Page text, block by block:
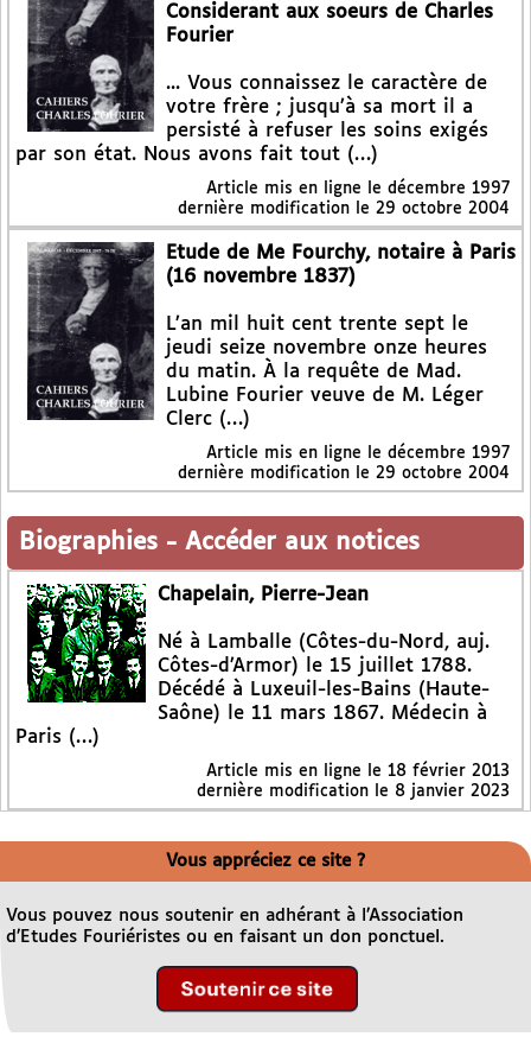
Considerant aux soeurs de Charles
Fourier
... Vous connaissez le caractère de
votre frère ; jusqu’à sa mort il a
persisté à refuser les soins exigés
par son état. Nous avons fait tout (…)
Article mis en ligne le décembre 1997
dernière modification le 29 octobre 2004
Etude de Me Fourchy, notaire à Paris
(16 novembre 1837)
L’an mil huit cent trente sept le
jeudi seize novembre onze heures
du matin. À la requête de Mad.
Lubine Fourier veuve de M. Léger
Clerc (…)
Article mis en ligne le décembre 1997
dernière modification le 29 octobre 2004
Biographies - Accéder aux notices
Chapelain, Pierre-Jean
Né à Lamballe (Côtes-du-Nord, auj.
Côtes-d’Armor) le 15 juillet 1788.
Décédé à Luxeuil-les-Bains (Haute-
Saône) le 11 mars 1867. Médecin à
Paris (…)
Article mis en ligne le 18 février 2013
dernière modification le 8 janvier 2023
Vous appréciez ce site ?
Vous pouvez nous soutenir en adhérant à l’Association
d’Etudes Fouriéristes ou en faisant un don ponctuel.